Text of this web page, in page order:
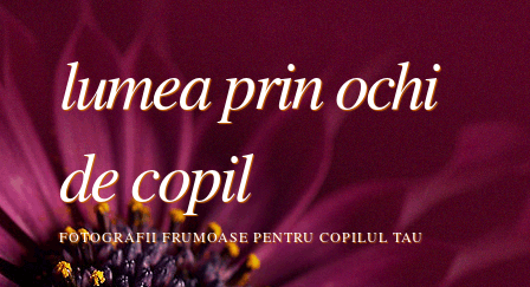
lumea prin ochi
de copil
FOTOGRAFII FRUMOASE PENTRU COPILUL TAU